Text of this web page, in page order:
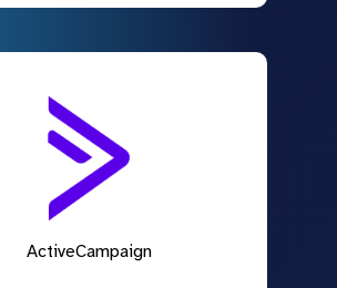
ActiveCampaign